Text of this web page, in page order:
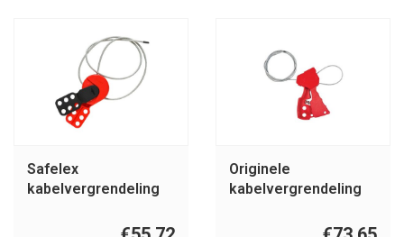
Safelex
kabelvergrendeling
Originele
kabelvergrendeling